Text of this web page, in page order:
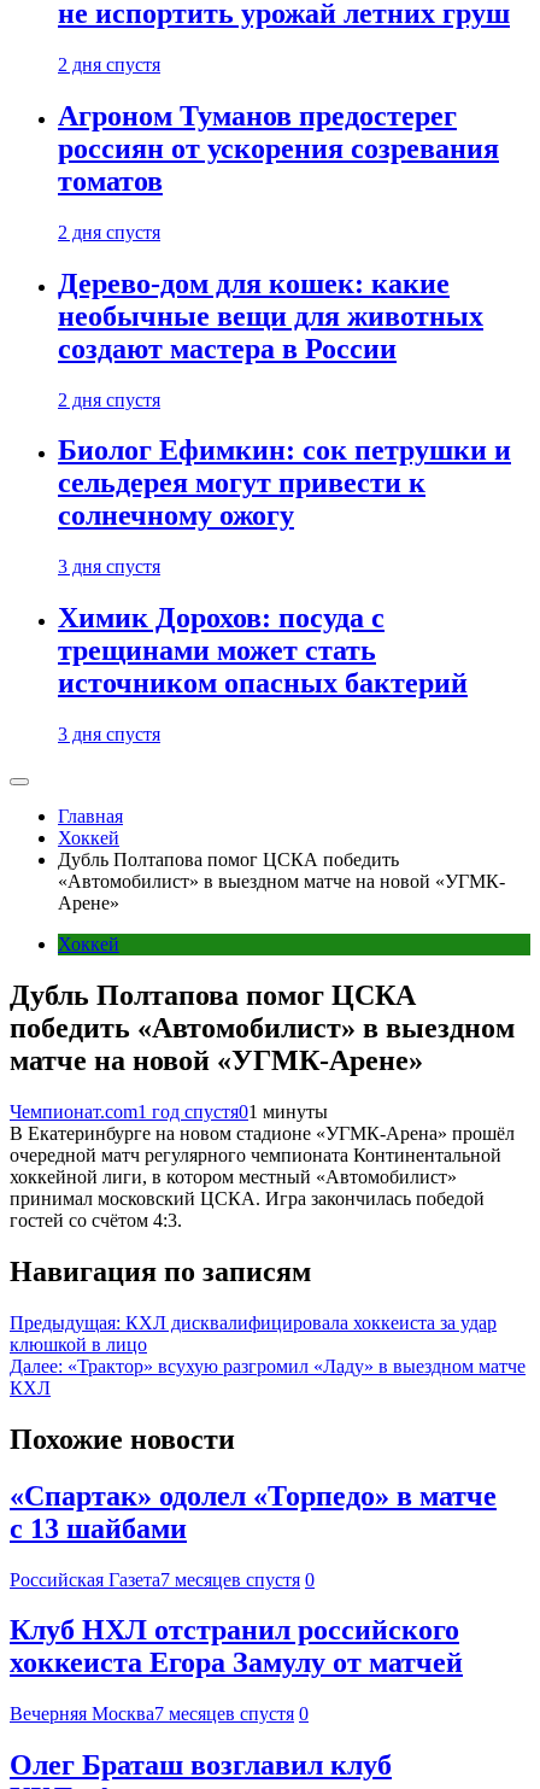
не испортить урожай летних груш
2 дня спустя
Агроном Туманов предостерег
россиян от ускорения созревания
томатов
2 дня спустя
Дерево-дом для кошек: какие
необычные вещи для животных
создают мастера в России
2 дня спустя
Биолог Ефимкин: сок петрушки и
сельдерея могут привести к
солнечному ожогу
3 дня спустя
Химик Дорохов: посуда с
трещинами может стать
источником опасных бактерий
3 дня спустя
Главная
Хоккей
Дубль Полтапова помог ЦСКА победить
«Автомобилист» в выездном матче на новой «УГМК-
Арене»
Хоккей
Дубль Полтапова помог ЦСКА
победить «Автомобилист» в выездном
матче на новой «УГМК-Арене»
Чемпионат.com1 год спустя01 минуты
В Екатеринбурге на новом стадионе «УГМК-Арена» прошёл
очередной матч регулярного чемпионата Континентальной
хоккейной лиги, в котором местный «Автомобилист»
принимал московский ЦСКА. Игра закончилась победой
гостей со счётом 4:3.
Навигация по записям
Предыдущая: КХЛ дисквалифицировала хоккеиста за удар
клюшкой в лицо
Далее: «Трактор» всухую разгромил «Ладу» в выездном матче
КХЛ
Похожие новости
«Спартак» одолел «Торпедо» в матче
с 13 шайбами
Российская Газета7 месяцев спустя 0
Клуб НХЛ отстранил российского
хоккеиста Егора Замулу от матчей
Вечерняя Москва7 месяцев спустя 0
Олег Браташ возглавил клуб